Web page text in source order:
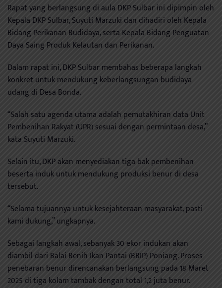
Rapat yang berlangsung di aula DKP Sulbar ini dipimpin oleh
Kepala DKP Sulbar, Suyuti Marzuki dan dihadiri oleh Kepala
Bidang Perikanan Budidaya, serta Kepala Bidang Penguatan
Daya Saing Produk Kelautan dan Perikanan.
Dalam rapat ini, DKP Sulbar membahas beberapa langkah
konkret untuk mendukung keberlangsungan budidaya
udang di Desa Bonda.
“Salah satu agenda utama adalah pemutakhiran data Unit
Pembenihan Rakyat (UPR) sesuai dengan permintaan desa,”
kata Suyuti Marzuki.
Selain itu, DKP akan menyediakan tiga bak pembenihan
beserta induk untuk mendukung produksi benur di desa
tersebut.
“Selama tujuannya untuk kesejahteraan masyarakat, pasti
kami dukung,” ungkapnya.
Sebagai langkah awal, sebanyak 30 ekor indukan akan
diambil dari Balai Benih Ikan Pantai (BBIP) Poniang. Proses
penebaran benur direncanakan berlangsung pada 18 Maret
2025 di tiga kolam tambak dengan total 1,2 juta benur.